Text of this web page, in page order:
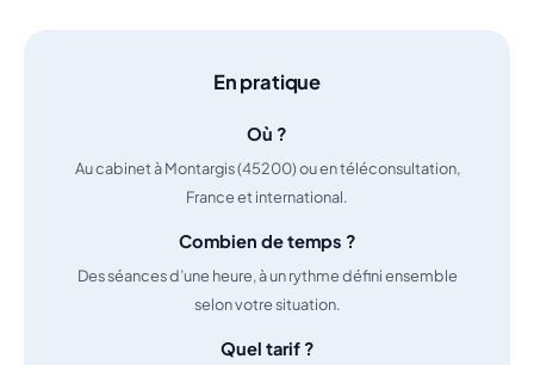
En pratique
Où ?
Au cabinet à Montargis (45200) ou en téléconsultation,
France et international.
Combien de temps ?
Des séances d’une heure, à un rythme défini ensemble
selon votre situation.
Quel tarif ?